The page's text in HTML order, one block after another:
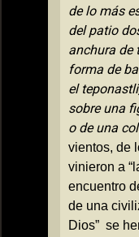
de lo más
del patio
anchura de
forma de
el
sobre una
o de una
vientos, de
vinieron a
encuentro
de una
Dios” se